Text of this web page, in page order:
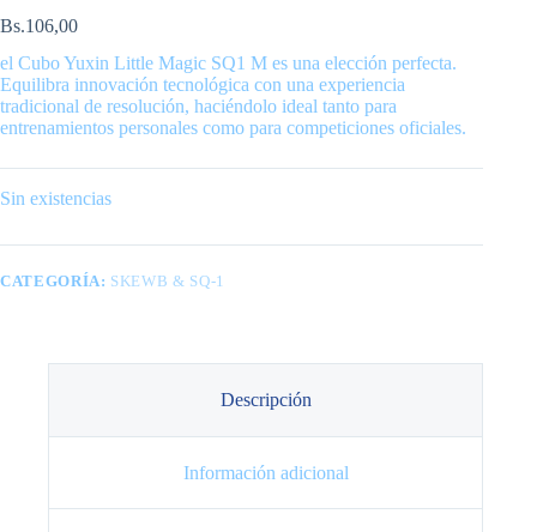
Bs.106,00
el Cubo Yuxin Little Magic SQ1 M es una elección perfecta.
Equilibra innovación tecnológica con una experiencia
tradicional de resolución, haciéndolo ideal tanto para
entrenamientos personales como para competiciones oficiales.
Sin existencias
CATEGORÍA: SKEWB & SQ-1
Descripción
Información adicional